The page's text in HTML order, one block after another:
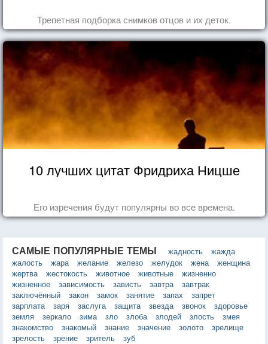
Трепетная подборка снимков отцов и их деток.
10 лучших цитат Фридриха Ницше
Его изречения будут популярны во все времена.
САМЫЕ ПОПУЛЯРНЫЕ ТЕМЫ жадность
жажда
жалость
жара желание железо желудок жена
женщина
жертва
жестокость животное животные
жизненно
жизненное
зависимость зависть завтра
завтрак
заключённый
закон замок занятие запах
запрет
зарплата
заря заслуга защита звезда звонок
здоровье
земля
зеркало зима зло злоба злодей злость
змея
знакомство
знакомый знание значение золото
зрелище
зрелость
зрение зритель зуб